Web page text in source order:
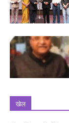
खेल